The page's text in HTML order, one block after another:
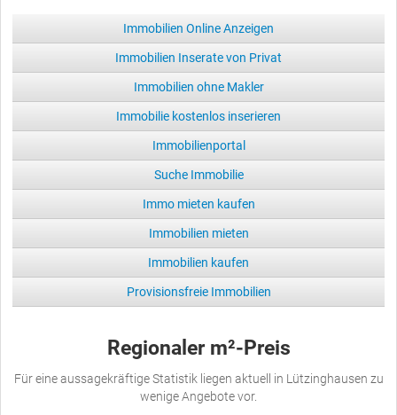
Immobilien Online Anzeigen
Immobilien Inserate von Privat
Immobilien ohne Makler
Immobilie kostenlos inserieren
Immobilienportal
Suche Immobilie
Immo mieten kaufen
Immobilien mieten
Immobilien kaufen
Provisionsfreie Immobilien
Regionaler m²-Preis
Für eine aussagekräftige Statistik liegen aktuell in Lützinghausen zu
wenige Angebote vor.